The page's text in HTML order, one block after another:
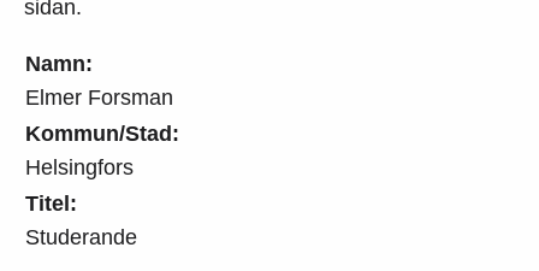
Namn:
Elmer Forsman
Kommun/Stad:
Helsingfors
Titel:
Studerande
sidan.